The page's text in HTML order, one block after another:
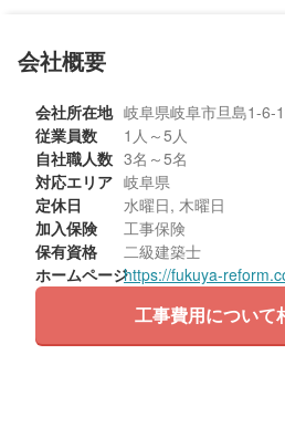
エリア：愛知県稲沢市
築年数：40年
会社概要
会社所在地 岐阜県岐阜市旦島1-
従業員数
1人～5人
自社職人数 3名～5名
対応エリア 岐阜県
定休日
水曜日, 木曜日
加入保険
工事保険
保有資格
二級建築士
ホームページhttps://fukuya-
工事費用について